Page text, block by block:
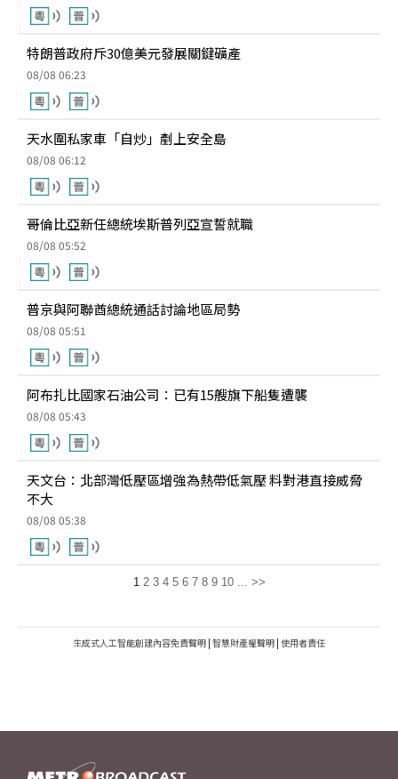
特朗普政府斥30億美元發展關鍵礦產
08/08 06:23
天水圍私家車「自炒」剷上安全島
08/08 06:12
哥倫比亞新任總統埃斯普列亞宣誓就職
08/08 05:52
普京與阿聯酋總統通話討論地區局勢
08/08 05:51
阿布扎比國家石油公司：已有15艘旗下船隻遭襲
08/08 05:43
天文台：北部灣低壓區增強為熱帶低氣壓 料對港直接威脅
不大
08/08 05:38
1 2 3 4 5 6 7 8 9 10 ... >>
生成式人工智能創建內容免責聲明 | 智慧財產權聲明 | 使用者責任